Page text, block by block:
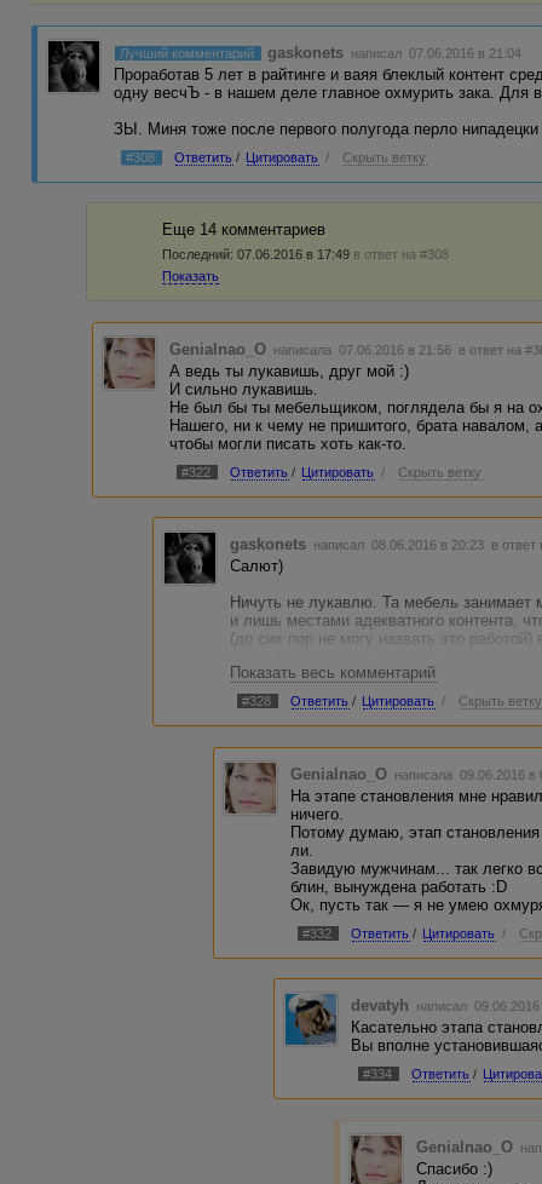
Лучший комментарий gaskonets написал 07.06.2016 в 21:04
Проработав 5 лет в райтинге и ваяя блеклый контент
одну весчЪ - в нашем деле главное охмурить зака. Для
ЗЫ. Миня тоже после первого полугода перло
#308 Ответить / Цитировать / Скрыть ветку
Еще 14 комментариев
Последний: 07.06.2016 в 17:49 в ответ на #308
Показать
Genialnao_O написала 07.06.2016 в 21:56 в ответ на
А ведь ты лукавишь, друг мой :)
И сильно лукавишь.
Не был бы ты мебельщиком, поглядела бы я на
Нашего, ни к чему не пришитого, брата навалом,
чтобы могли писать хоть как-то.
#322 Ответить / Цитировать / Скрыть ветку
gaskonets написал 08.06.2016 в 20:23 в ответ
Салют)
Ничуть не лукавлю. Та мебель занимает
и лишь местами адекватного контента,
(до сих пор не могу назвать это
года уединился с 2 постоянными заками.
При этом в самом начале брался за
всего на этапе становления мне
белье.
Показать весь комментарий
#328 Ответить / Цитировать / Скрыть ветку
Genialnao_O написала 09.06.2016
На этапе становления мне
ничего.
Потому думаю, этап
ли.
Завидую мужчинам... так легко
блин, вынуждена работать :D
Ок, пусть так — я не умею
#332 Ответить / Цитировать /
devatyh написал
Касательно этапа
Вы вполне
#334 Ответить /
Genialnao_O
Спасибо :)